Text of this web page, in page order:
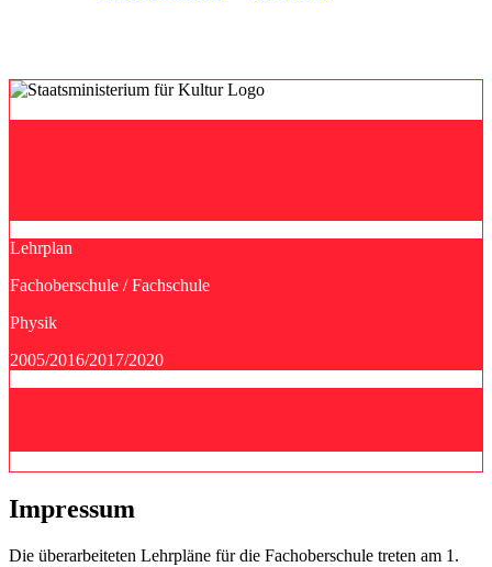
Lehrplan
Fachoberschule / Fachschule
Physik
2005/2016/2017/2020
Impressum
Die überarbeiteten Lehrpläne für die Fachoberschule treten am 1.